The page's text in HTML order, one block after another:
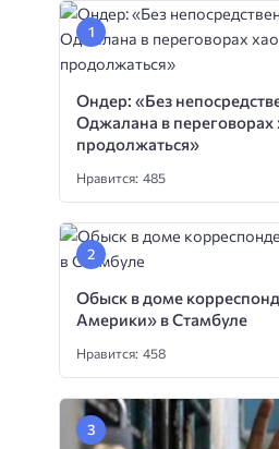
Ондер: «Без
Оджалана в переговорах
продолжаться»
Нравится: 485
Обыск в доме
Америки» в Стамбуле
Нравится: 458